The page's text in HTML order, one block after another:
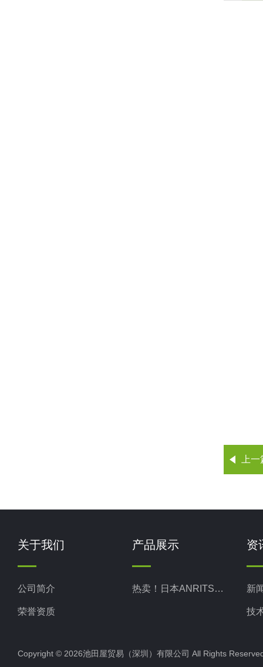
上
关于我们
公司简介
荣誉资质
产品展示
热卖！日本ANRITSU安立计器
资
新
技
Copyright © 2026池田屋贸易（深圳）有限公司 All Rights